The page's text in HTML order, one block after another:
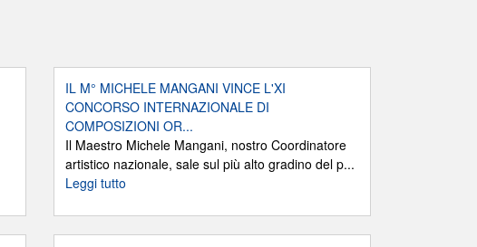
IL M° MICHELE MANGANI VINCE L'XI
CONCORSO INTERNAZIONALE DI
COMPOSIZIONI OR...
Il Maestro Michele Mangani, nostro Coordinatore
artistico nazionale, sale sul più alto gradino del p...
Leggi tutto